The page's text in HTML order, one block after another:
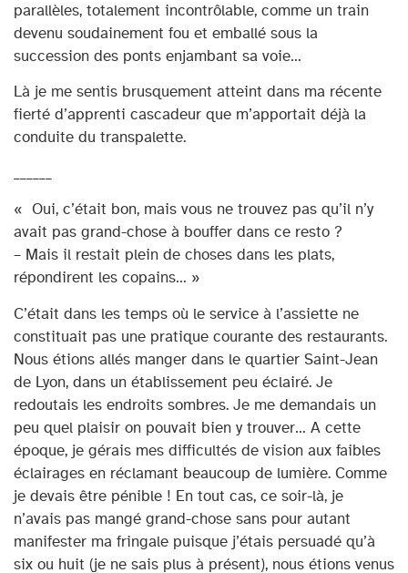
parallèles, totalement incontrôlable, comme un train
devenu soudainement fou et emballé sous la
succession des ponts enjambant sa voie…
Là je me sentis brusquement atteint dans ma récente
fierté d’apprenti cascadeur que m’apportait déjà la
conduite du transpalette.
« Oui, c’était bon, mais vous ne trouvez pas qu’il n’y
avait pas grand-chose à bouffer dans ce resto ?
– Mais il restait plein de choses dans les plats,
répondirent les copains… »
C’était dans les temps où le service à l’assiette ne
constituait pas une pratique courante des restaurants.
Nous étions allés manger dans le quartier Saint-Jean
de Lyon, dans un établissement peu éclairé. Je
redoutais les endroits sombres. Je me demandais un
peu quel plaisir on pouvait bien y trouver… A cette
époque, je gérais mes difficultés de vision aux faibles
éclairages en réclamant beaucoup de lumière. Comme
je devais être pénible ! En tout cas, ce soir-là, je
n’avais pas mangé grand-chose sans pour autant
manifester ma fringale puisque j’étais persuadé qu’à
six ou huit (je ne sais plus à présent), nous étions venus